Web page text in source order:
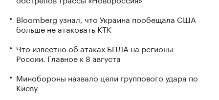
Bloomberg узнал, что Украина пообещала США
больше не атаковать КТК
Что известно об атаках БПЛА на регионы
России. Главное к 8 августа
Минобороны назвало цели группового удара по
Киеву